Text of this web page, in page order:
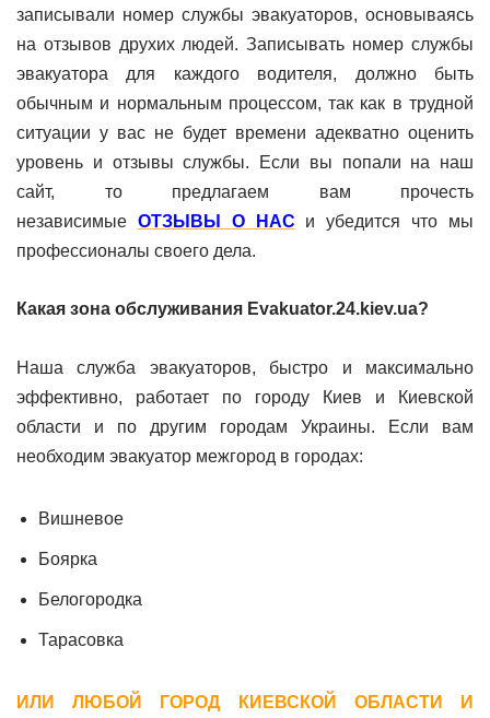
записывали номер службы эвакуаторов, основываясь
на отзывов друхих людей. Записывать номер службы
эвакуатора для каждого водителя, должно быть
обычным и нормальным процессом, так как в трудной
ситуации у вас не будет времени адекватно оценить
уровень и отзывы службы. Если вы попали на наш
сайт, то предлагаем вам прочесть
независимые ОТЗЫВЫ О НАС и убедится что мы
профессионалы своего дела.
Какая зона обслуживания Evakuator.24.kiev.ua?
Наша служба эвакуаторов, быстро и максимально
эффективно, работает по городу Киев и Киевской
области и по другим городам Украины. Если вам
необходим эвакуатор межгород в городах:
Вишневое
Боярка
Белогородка
Тарасовка
ИЛИ ЛЮБОЙ ГОРОД КИЕВСКОЙ ОБЛАСТИ И